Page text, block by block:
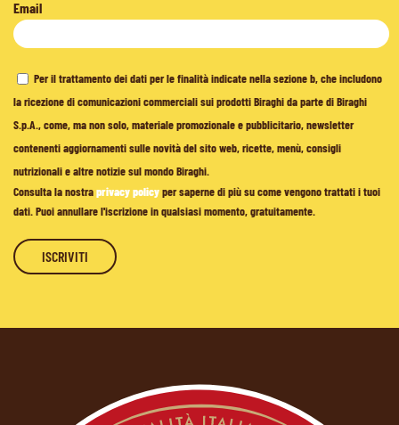
Email
Per il trattamento dei dati per le finalità indicate nella sezione b, che includono
la ricezione di comunicazioni commerciali sui prodotti Biraghi da parte di Biraghi
S.p.A., come, ma non solo, materiale promozionale e pubblicitario, newsletter
contenenti aggiornamenti sulle novità del sito web, ricette, menù, consigli
nutrizionali e altre notizie sul mondo Biraghi.
Consulta la nostraprivacy policyper saperne di più su come vengono trattati i tuoi
dati. Puoi annullare l'iscrizione in qualsiasi momento, gratuitamente.